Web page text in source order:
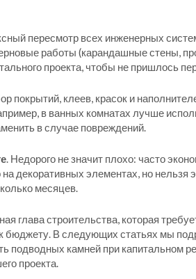
пересмотр всех инженерных
работы (карандашные стены,
проекта, чтобы не пришлось
покрытий, клеев, красок и
в ванных комнатах лучше
в случае повреждений.
. Недорого не значит плохо: часто
декоративных элементах, но нельзя
месяцев.
глава строительства, которая
бюджету. В следующих статьях мы
подводных камней при капитальном
проекта.